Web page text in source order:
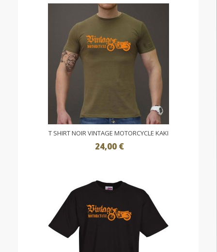
T SHIRT NOIR VINTAGE MOTORCYCLE KAKI
24,00 €